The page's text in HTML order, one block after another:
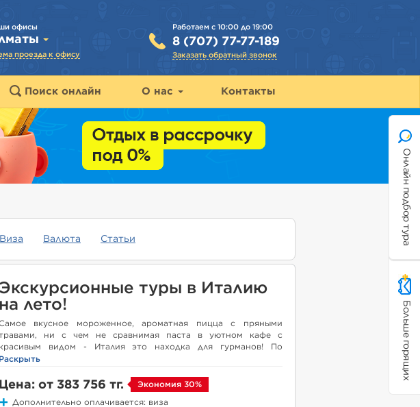
Работаем с 10:00 до 19:00
8 (707) 77-77-189
Заказать обратный звонок
офисы
проезда к офису
Поиск онлайн О нас Контакты
Онлайн подбор тура
Больше горящих
Виза Валюта Статьи
Экскурсионные туры в Италию
на лето!
вкусное мороженное, ароматная пицца с пряными
ни с чем не сравнимая паста в уютном кафе с
красивым видом - Италия это находка для гурманов! По
раннему бронированию можно купить тур на 30% выгоднее чем
Раскрыть
Цена: от 383 756 тг. Экономия 30%
Дополнительно оплачивается: виза